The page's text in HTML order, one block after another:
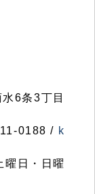
6条3丁目
0188 / k
日・日曜